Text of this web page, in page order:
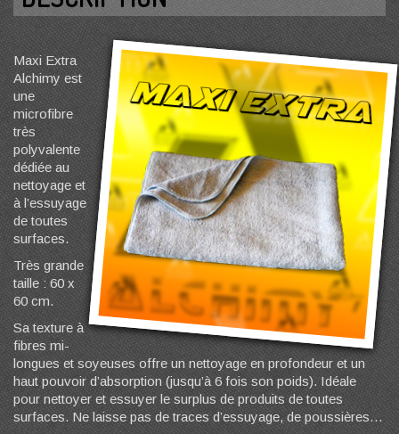
Maxi Extra
Alchimy est
une
microfibre
très
polyvalente
dédiée au
nettoyage et
à l’essuyage
de toutes
surfaces.
Très grande
taille : 60 x
60 cm.
Sa texture à
fibres mi-
longues et soyeuses offre un nettoyage en profondeur et un
haut pouvoir d’absorption (jusqu’à 6 fois son poids). Idéale
pour nettoyer et essuyer le surplus de produits de toutes
surfaces. Ne laisse pas de traces d’essuyage, de poussières…